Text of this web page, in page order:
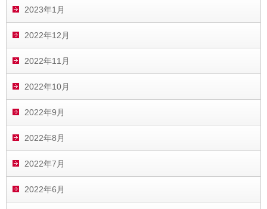
2023年1月
2022年12月
2022年11月
2022年10月
2022年9月
2022年8月
2022年7月
2022年6月